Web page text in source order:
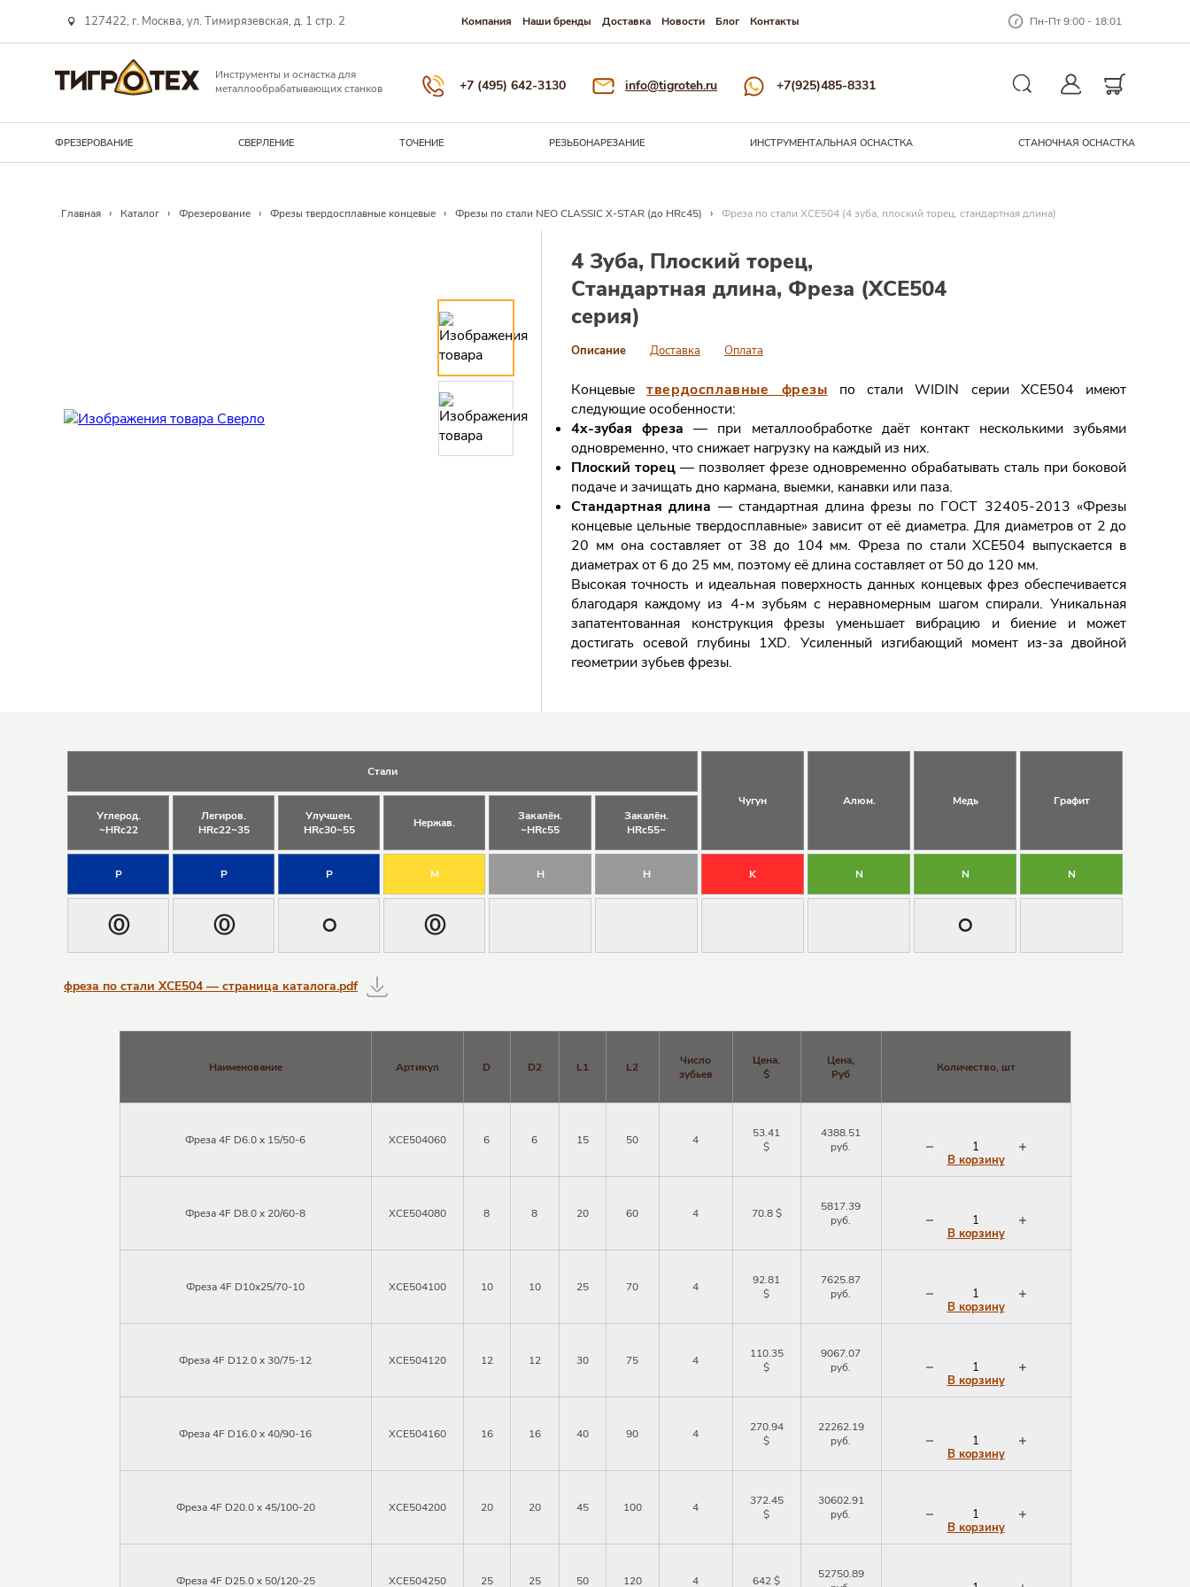
127422, г. Москва, ул. Тимирязевская, д. 1 стр. 2 Компания Наши бренды Доставка Новости Блог Контакты Пн-Пт 9:00 - 18:01
Инструменты и оснастка для
металлообрабатывающих станков
+7 (495) 642-3130 info@tigroteh.ru +7(925)485-8331
ФРЕЗЕРОВАНИЕ СВЕРЛЕНИЕ ТОЧЕНИЕ РЕЗЬБОНАРЕЗАНИЕ ИНСТРУМЕНТАЛЬНАЯ ОСНАCТКА СТАНОЧНАЯ ОСНАСТКА
Навигационная линия
Главная › Каталог › Фрезерование › Фрезы твердосплавные концевые › Фрезы по стали NEO CLASSIC X-STAR (до HRc45) › Фреза по стали XCE504 (4 зуба, плоский торец, стандартная длина)
4 Зуба, Плоский торец,
Стандартная длина, Фреза (XCE504
серия)
Описание Доставка Оплата
Концевыетвердосплавные фрезы по стали WIDIN серии XCE504 имеют
следующие особенности:
4х-зубая фреза — при металлообработке даёт контакт несколькими зубьями
одновременно, что снижает нагрузку на каждый из них.
Плоский торец — позволяет фрезе одновременно обрабатывать сталь при боковой
подаче и зачищать дно кармана, выемки, канавки или паза.
Стандартная длина — стандартная длина фрезы по ГОСТ 32405-2013 «Фрезы
концевые цельные твердосплавные» зависит от её диаметра. Для диаметров от 2 до
20 мм она составляет от 38 до 104 мм. Фреза по стали XCE504 выпускается в
диаметрах от 6 до 25 мм, поэтому её длина составляет от 50 до 120 мм.
Высокая точность и идеальная поверхность данных концевых фрез обеспечивается
благодаря каждому из 4-м зубьям с неравномерным шагом спирали. Уникальная
запатентованная конструкция фрезы уменьшает вибрацию и биение и может
достигать осевой глубины 1XD. Усиленный изгибающий момент из-за двойной
геометрии зубьев фрезы.
Таблицы с информацией о товаре Стали
Чугун Алюм. Медь
Графит
Углерод.
~HRc22
Легиров.
HRc22~35
Улучшен.
HRc30~55
Нержав.
Закалён.
~HRc55
Закалён.
HRc55~
P P P M H H K N N N
Ⓞ Ⓞ ੦ Ⓞ ੦
фреза по стали XCE504 — страница каталога.pdf
Наименование Артикул D D2 L1 L2
Число
зубьев
Цена,
$
Цена,
Руб
Количество, шт
Фреза 4F D6.0 x 15/50-6 XCE504060 6 6 15 50 4
53.41
$
4388.51
руб.
В корзину
Фреза 4F D8.0 x 20/60-8 XCE504080 8 8 20 60 4 70.8 $
5817.39
руб.
В корзину
Фреза 4F D10x25/70-10 XCE504100 10 10 25 70 4
92.81
$
7625.87
руб.
В корзину
Фреза 4F D12.0 x 30/75-12 XCE504120 12 12 30 75 4
110.35
$
9067.07
руб.
В корзину
Фреза 4F D16.0 x 40/90-16 XCE504160 16 16 40 90 4
270.94
$
22262.19
руб.
В корзину
Фреза 4F D20.0 x 45/100-20 XCE504200 20 20 45 100 4
372.45
$
30602.91
руб.
В корзину
Фреза 4F D25.0 x 50/120-25 XCE504250 25 25 50 120 4 642 $
52750.89
Авторизация
Авторизация
Закрыть окно